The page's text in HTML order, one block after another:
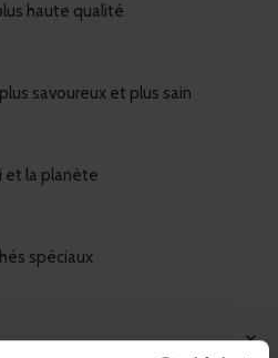
haute qualité
savoureux et plus sain
et la planète
spéciaux